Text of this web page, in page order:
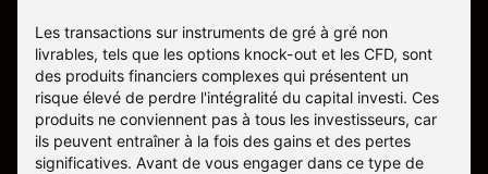
Les transactions sur instruments de gré à gré non
livrables, tels que les options knock-out et les CFD, sont
des produits financiers complexes qui présentent un
risque élevé de perdre l'intégralité du capital investi. Ces
produits ne conviennent pas à tous les investisseurs, car
ils peuvent entraîner à la fois des gains et des pertes
significatives. Avant de vous engager dans ce type de